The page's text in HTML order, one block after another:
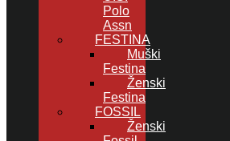
Polo
Assn
FESTINA
Muški
Festina
Ženski
Festina
FOSSIL
Ženski